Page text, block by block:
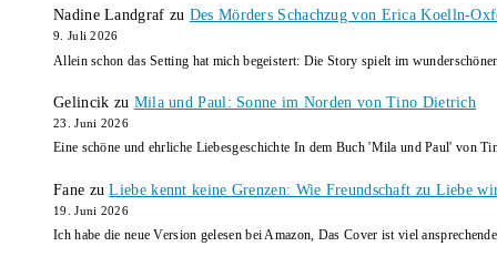
Nadine Landgraf zu Des Mörders Schachzug von Erica Koelln-
9. Juli 2026
Allein schon das Setting hat mich begeistert: Die Story spielt im
Gelincik zu Mila und Paul: Sonne im Norden von Tino Dietrich
23. Juni 2026
Eine schöne und ehrliche Liebesgeschichte In dem Buch 'Mila und Paul' von
Fane zuLiebe kennt keine Grenzen: Wie Freundschaft zu Liebe
19. Juni 2026
Ich habe die neue Version gelesen bei Amazon, Das Cover ist viel